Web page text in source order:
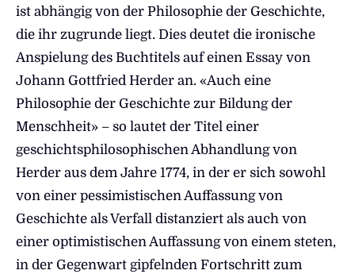
ist abhängig von der Philosophie der Geschichte,
die ihr zugrunde liegt. Dies deutet die ironische
Anspielung des Buchtitels auf einen Essay von
Johann Gottfried Herder an. «Auch eine
Philosophie der Geschichte zur Bildung der
Menschheit» – so lautet der Titel einer
geschichtsphilosophischen Abhandlung von
Herder aus dem Jahre 1774, in der er sich sowohl
von einer pessimistischen Auffassung von
Geschichte als Verfall distanziert als auch von
einer optimistischen Auffassung von einem steten,
in der Gegenwart gipfelnden Fortschritt zum